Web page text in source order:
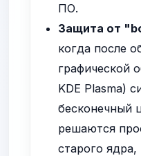
ПО.
Защита от
когда после
графической
KDE Plasma)
бесконечный
решаются
старого ядра,